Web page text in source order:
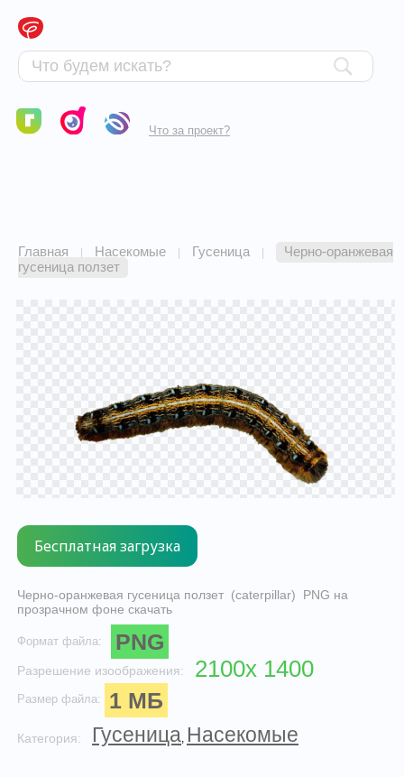
Что за проект?
Главная | Насекомые | Гусеница |
Черно-оранжевая
гусеница ползет
Черно-оранжевая гусеница ползет (caterpillar) PNG на
прозрачном фоне скачать
Формат файла: PNG
Разрешение изоображения: 2100x 1400
Размер файла: 1 МБ
Категория: Гусеница Насекомые